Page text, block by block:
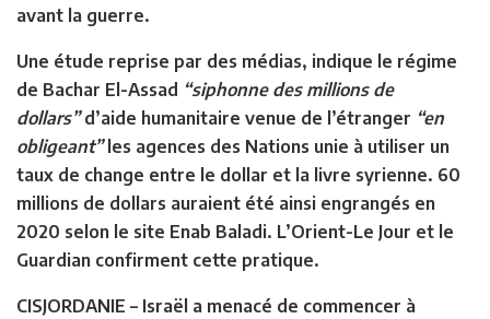
avant la guerre.
Une étude reprise par des médias, indique le régime
de Bachar El-Assad “siphonne des millions de
dollars”d’aide humanitaire venue de l’étranger “en
obligeant”les agences des Nations unie à utiliser un
taux de change entre le dollar et la livre syrienne. 60
millions de dollars auraient été ainsi engrangés en
2020 selon le site Enab Baladi. L’Orient-Le Jour et le
Guardian confirment cette pratique.
CISJORDANIE – Israël a menacé de commencer à